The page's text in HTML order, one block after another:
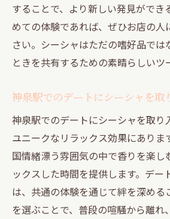
することで、より新しい発見ができ
めての体験であれば、ぜひお店の人
さい。シーシャはただの嗜好品では
ときを共有するための素晴らしいツ
神泉駅でのデートにシーシャを取
神泉駅でのデートにシーシャを取り
ユニークなリラックス効果にありま
国情緒漂う雰囲気の中で香りを楽し
ックスした時間を提供します。デー
は、共通の体験を通じて絆を深める
を選ぶことで、普段の喧騒から離れ